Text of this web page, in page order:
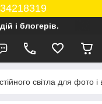
і блогерів.
світла для фото і